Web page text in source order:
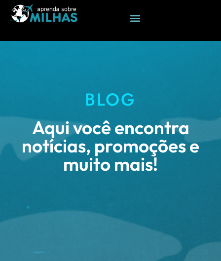
BLOG
Aqui você encontra
notícias, promoções e
muito mais!